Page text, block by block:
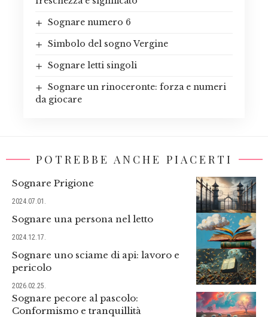
Sognare numero 6
Simbolo del sogno Vergine
Sognare letti singoli
Sognare un rinoceronte: forza e numeri
da giocare
POTREBBE ANCHE PIACERTI
Sognare Prigione
2024.07.01.
Sognare una persona nel letto
2024.12.17.
Sognare uno sciame di api: lavoro e
pericolo
2026.02.25.
Sognare pecore al pascolo:
Conformismo e tranquillità